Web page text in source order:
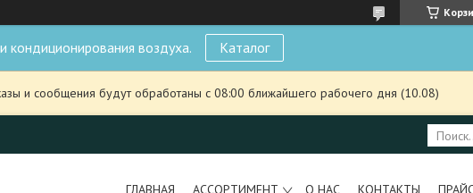
кондиционирования воздуха. Каталог
и сообщения будут обработаны с 08:00 ближайшего рабочего дня (10.08)
ГЛАВНАЯ АССОРТИМЕНТ О НАС КОНТАКТЫ